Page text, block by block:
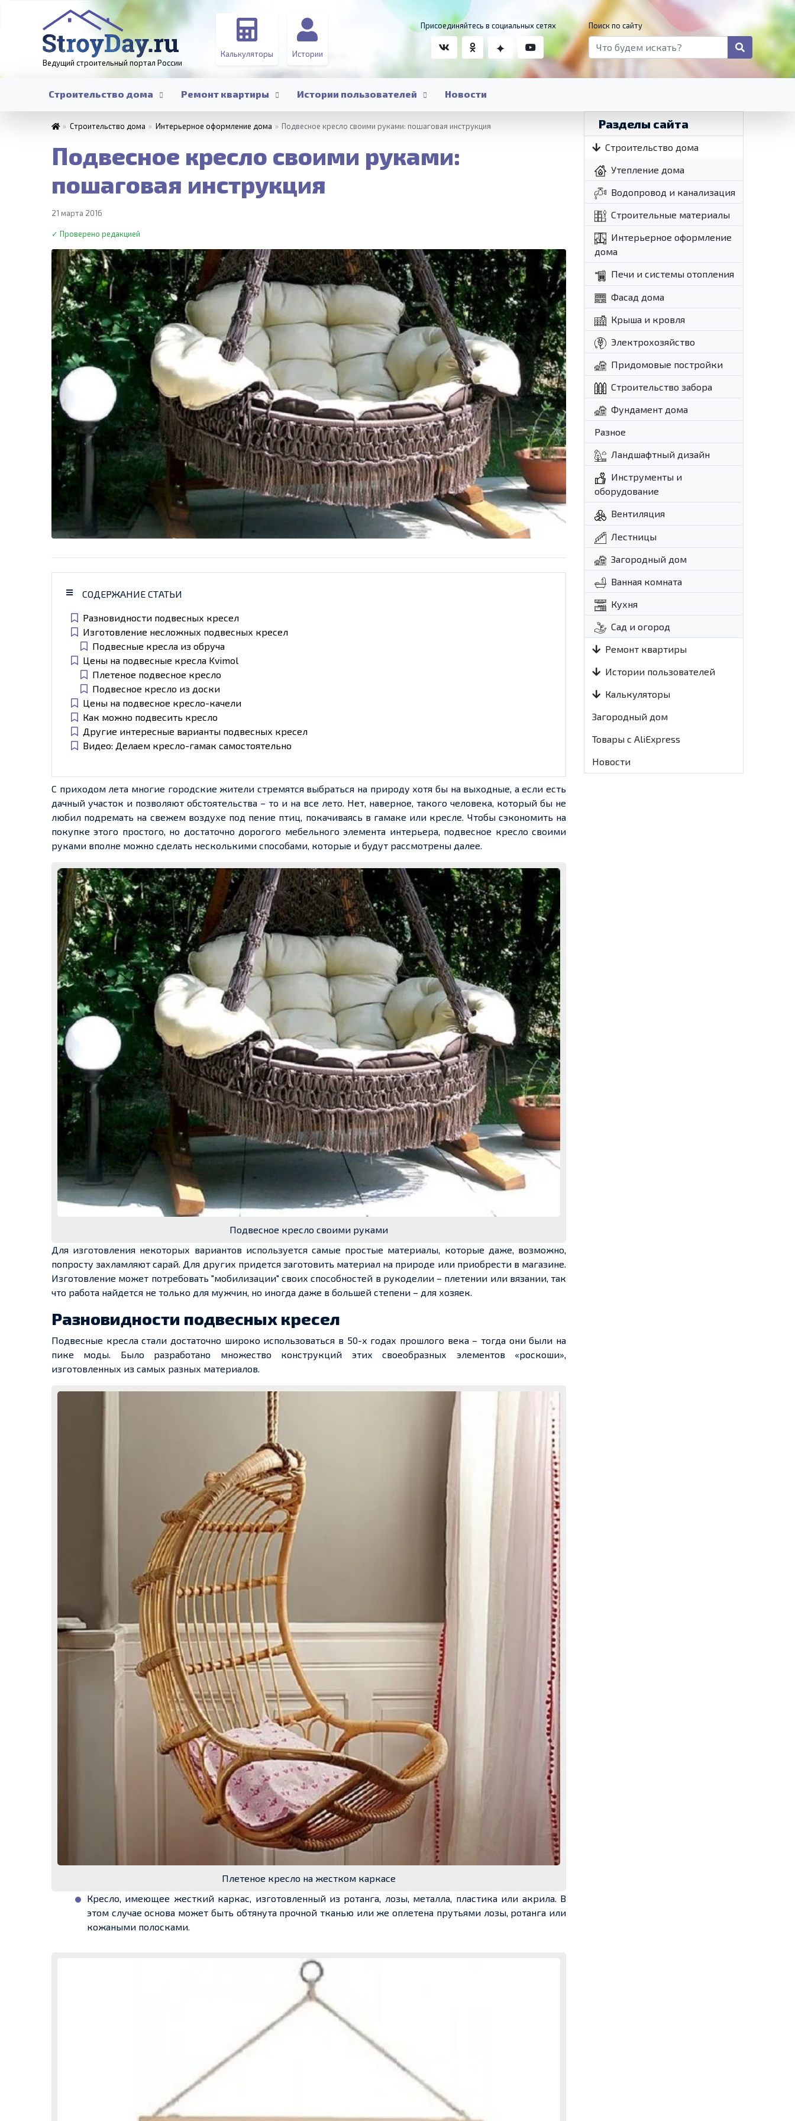
Ведущий строительный портал России
Калькуляторы Истории
Присоединяйтесь в социальных сетях Поиск по сайту
Строительство дома Ремонт квартиры Истории пользователей Новости
» Строительство дома » Интерьерное оформление дома » Подвесное кресло своими руками: пошаговая инструкция
Подвесное кресло своими руками:
пошаговая инструкция
21 марта 2016
✓ Проверено редакцией
СОДЕРЖАНИЕ СТАТЬИ
Разновидности подвесных кресел
Изготовление несложных подвесных кресел
Подвесные кресла из обруча
Цены на подвесные кресла Kvimol
Плетеное подвесное кресло
Подвесное кресло из доски
Цены на подвесное кресло-качели
Как можно подвесить кресло
Другие интересные варианты подвесных кресел
Видео: Делаем кресло-гамак самостоятельно
С приходом лета многие городские жители стремятся выбраться на природу хотя бы на выходные, а если есть
дачный участок и позволяют обстоятельства – то и на все лето. Нет, наверное, такого человека, который бы не
любил подремать на свежем воздухе под пение птиц, покачиваясь в гамаке или кресле. Чтобы сэкономить на
покупке этого простого, но достаточно дорогого мебельного элемента интерьера, подвесное кресло своими
руками вполне можно сделать несколькими способами, которые и будут рассмотрены далее.
Подвесное кресло своими руками
Для изготовления некоторых вариантов используется самые простые материалы, которые даже, возможно,
попросту захламляют сарай. Для других придется заготовить материал на природе или приобрести в магазине.
Изготовление может потребовать "мобилизации" своих способностей в рукоделии – плетении или вязании, так
что работа найдется не только для мужчин, но иногда даже в большей степени – для хозяек.
Разновидности подвесных кресел
Подвесные кресла стали достаточно широко использоваться в 50-х годах прошлого века – тогда они были на
пике моды. Было разработано множество конструкций этих своеобразных элементов «роскоши»,
изготовленных из самых разных материалов.
Плетеное кресло на жестком каркасе
Кресло, имеющее жесткий каркас, изготовленный из ротанга, лозы, металла, пластика или акрила. В
этом случае основа может быть обтянута прочной тканью или же оплетена прутьями лозы, ротанга или
кожаными полосками.
Разделы сайта
Строительство дома
Утепление дома
Водопровод и канализация
Строительные материалы
Интерьерное оформление
дома
Печи и системы отопления
Фасад дома
Крыша и кровля
Электрохозяйство
Придомовые постройки
Строительство забора
Фундамент дома
Разное
Ландшафтный дизайн
Инструменты и
оборудование
Вентиляция
Лестницы
Загородный дом
Ванная комната
Кухня
Сад и огород
Ремонт квартиры
Истории пользователей
Калькуляторы
Загородный дом
Товары с AliExpress
Новости